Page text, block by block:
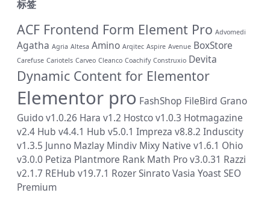
标签
ACF Frontend Form Element Pro Advomedi
Agatha Agria Altesa Amino Arqitec Aspire Avenue BoxStore
Carefuse Cariotels Carveo Cleanco Coachify Construxio Devita
Dynamic Content for Elementor
Elementor pro FashShop FileBird Grano
Guido v1.0.26 Hara v1.2 Hostco v1.0.3 Hotmagazine
v2.4 Hub v4.4.1 Hub v5.0.1 Impreza v8.8.2 Induscity
v1.3.5 Junno Mazlay Mindiv Mixy Native v1.6.1 Ohio
v3.0.0 Petiza Plantmore Rank Math Pro v3.0.31 Razzi
v2.1.7 REHub v19.7.1 RozerSinratoVasia Yoast SEO
Premium